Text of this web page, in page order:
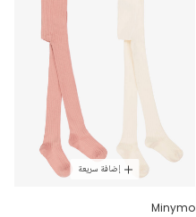
إضافة سريعة
Minymo